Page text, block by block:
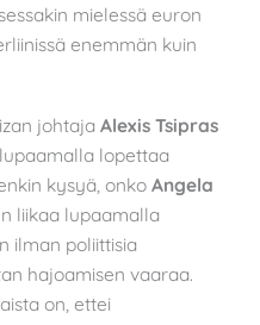
mielessä euron
enemmän kuin
johtaja Alexis Tsipras
lopettaa
kysyä, onkoAngela
liikaa lupaamalla
ilman poliittisia
hajoamisen vaaraa.
on, ettei